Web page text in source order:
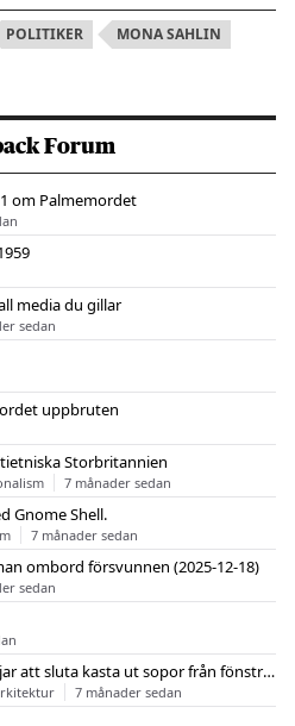
POLITIKER
MONA SAHLIN
Forum
om Palmemordet
media du gillar
sedan
uppbruten
Storbritannien
7 månader sedan
Gnome Shell.
7 månader sedan
ombord försvunnen (2025-12-18)
sedan
Göteborg: Bostadsbolaget vädjar att sluta kasta ut sopor från fönstren
7 månader sedan